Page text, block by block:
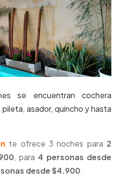
se encuentran cochera
asador, quincho y hasta
te ofrece 3 noches para 2
, para 4 personas desde
desde $4.900.